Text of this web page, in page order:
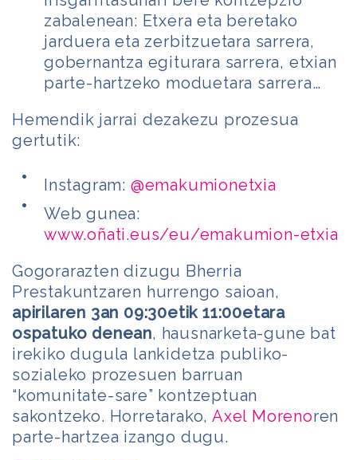
zabalenean: Etxera eta beretako
jarduera eta zerbitzuetara sarrera,
gobernantza egiturara sarrera, etxian
parte-hartzeko moduetara sarrera…
Hemendik jarrai dezakezu prozesua
gertutik:
Instagram: @emakumionetxia
Web gunea:
www.oñati.eus/eu/emakumion-etxia
Gogorarazten dizugu Bherria
Prestakuntzaren hurrengo saioan,
apirilaren 3an 09:30etik 11:00etara
ospatuko denean, hausnarketa-gune bat
irekiko dugula lankidetza publiko-
sozialeko prozesuen barruan
“komunitate-sare” kontzeptuan
sakontzeko. Horretarako,Axel Morenoren
parte-hartzea izango dugu.